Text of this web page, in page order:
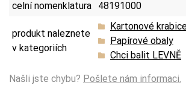
celní nomenklatura 48191000
produkt naleznete
v kategoriích
Kartonové
Papírové obaly
Chci balit LEVNĚ
Našli jste chybu? Pošlete nám informaci.